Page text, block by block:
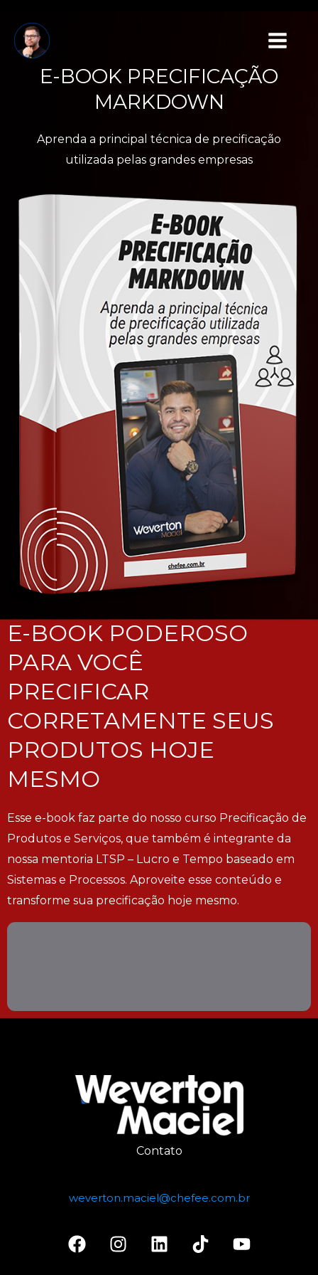
para
conteúdoE-BOOK PRECIFICAÇÃO
MARKDOWN
Aprenda a principal técnica de precificação
utilizada pelas grandes empresas
E-BOOK PODEROSO
PARA VOCÊ
PRECIFICAR
CORRETAMENTE SEUS
PRODUTOS HOJE
MESMO
Esse e-book faz parte do nosso curso Precificação de
Produtos e Serviços, que também é integrante da
nossa mentoria LTSP – Lucro e Tempo baseado em
Sistemas e Processos. Aproveite esse conteúdo e
transforme sua precificação hoje mesmo.
Contato
weverton.maciel@chefee.com.br